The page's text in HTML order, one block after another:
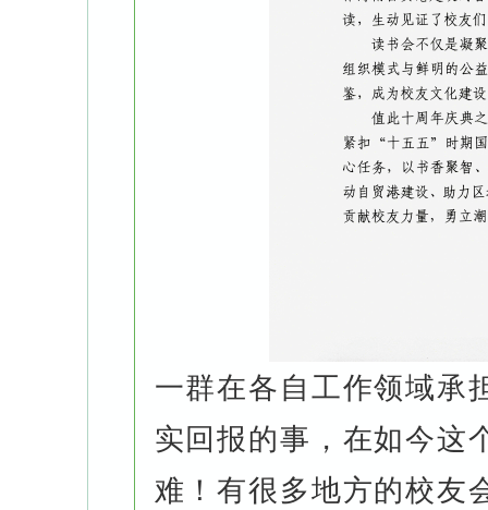
一群在各自工作领域承
实回报的事，在如今这
难！有很多地方的校友